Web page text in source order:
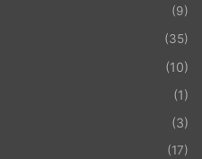
(9)
(35)
(10)
(1)
(3)
(17)